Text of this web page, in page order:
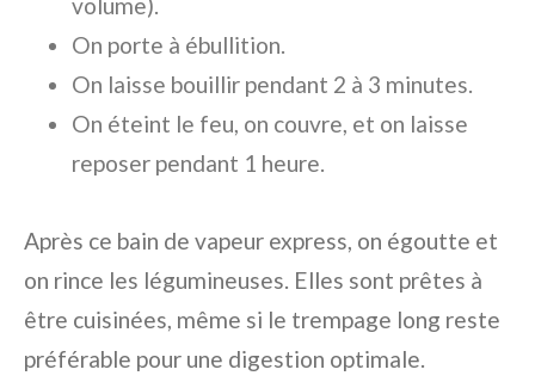
On porte à ébullition.
On laisse bouillir pendant 2 à 3 minutes.
On éteint le feu, on couvre, et on laisse
reposer pendant 1 heure.
Après ce bain de vapeur express, on égoutte et
on rince les légumineuses. Elles sont prêtes à
être cuisinées, même si le trempage long reste
préférable pour une digestion optimale.